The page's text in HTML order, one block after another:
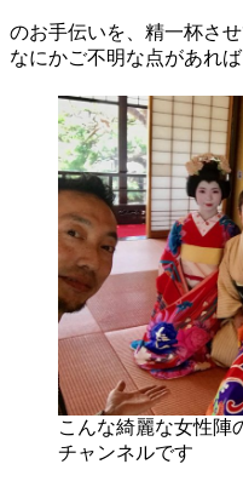
のお手伝いを、精一杯させ
なにかご不明な点があれ
こんな綺麗な女性陣
チャンネルです